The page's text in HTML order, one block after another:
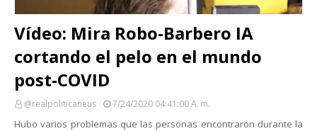
Vídeo: Mira Robo-Barbero IA
cortando el pelo en el mundo
post-COVID
@realpoliticaneus 7/24/2020 04:41:00 A. M.
Hubo varios problemas que las personas encontraron durante la